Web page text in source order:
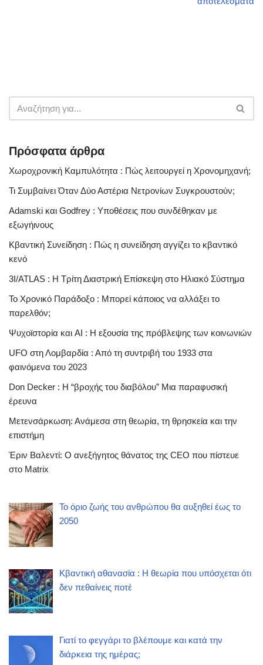
Πρόσφατα άρθρα
Χωροχρονική Καμπυλότητα : Πώς λειτουργεί η Χρονομηχανή;
Τι Συμβαίνει Όταν Δύο Αστέρια Νετρονίων Συγκρουστούν;
Adamski και Godfrey : Υποθέσεις που συνδέθηκαν με
εξωγήινους
Κβαντική Συνείδηση : Πώς η συνείδηση αγγίζει το κβαντικό
κενό
3I/ATLAS : Η Τρίτη Διαστρική Επίσκεψη στο Ηλιακό Σύστημα
Το Χρονικό Παράδοξο : Μπορεί κάποιος να αλλάξει το
παρελθόν;
Ψυχοϊστορία και AI : Η εξουσία της πρόβλεψης των κοινωνιών
UFO στη Λομβαρδία : Από τη συντριβή του 1933 στα
φαινόμενα του 2023
Don Decker : Η “βροχής του διαβόλου” Μια παραφυσική
έρευνα
Μετενσάρκωση: Ανάμεσα στη θεωρία, τη θρησκεία και την
επιστήμη
Έριν Βαλεντί: Ο ανεξήγητος θάνατος της CEO που πίστευε
στο Matrix
Το όριο ζωής του ανθρώπου θα αυξηθεί έως το
2050
Κβαντική αθανασία : Η θεωρία που υπόσχεται ότι
δεν πεθαίνεις ποτέ
Γιατί το φεγγάρι το βλέπουμε και κατά την
διάρκεια της ημέρας;